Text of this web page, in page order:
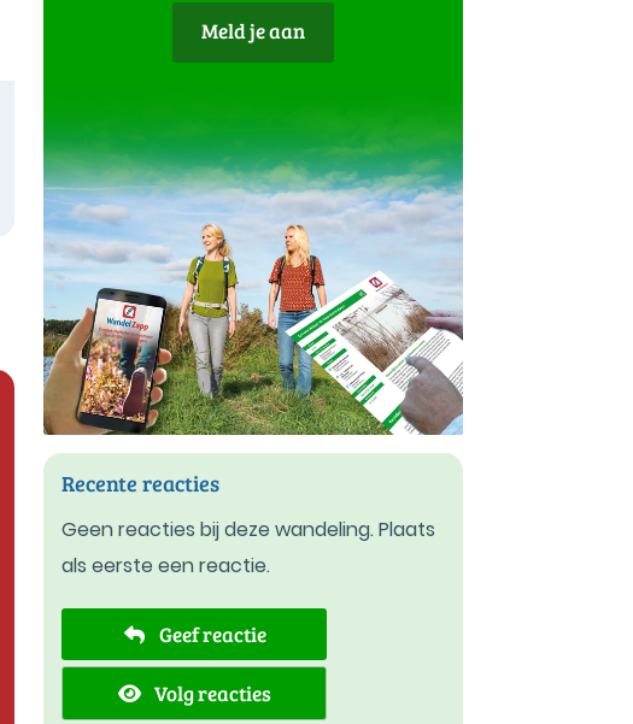
Meld je aan
Recente reacties
Geen reacties bij deze wandeling. Plaats
als eerste een reactie.
Geef reactie
Volg reacties